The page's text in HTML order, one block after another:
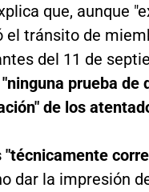
que, aunque
el tránsito de
del 11 de
prueba
de los
"técnicamente
dar la impresión